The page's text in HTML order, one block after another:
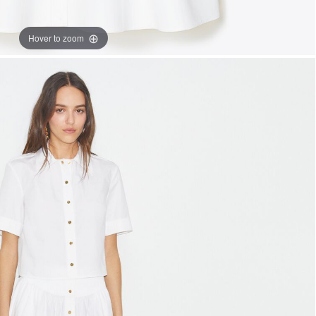
Hover to zoom